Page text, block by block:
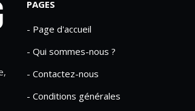
PAGES
- Page d'accueil
- Qui sommes-nous ?
- Contactez-nous
- Conditions générales